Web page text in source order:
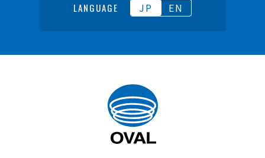
LANGUAGE JP EN